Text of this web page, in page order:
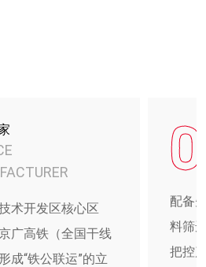
术开发区核心区
广高铁（全国干线
成“铁公联运”的立
配备
料筛
把控